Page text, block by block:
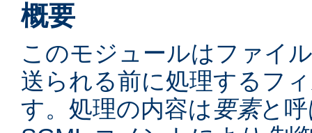
概要
このモジュールはファイ
送られる前に処理するフ
す。処理の内容は要素と